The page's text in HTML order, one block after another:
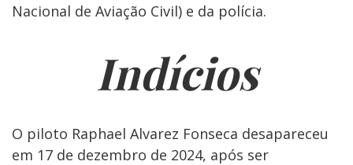
Nacional de Aviação Civil) e da polícia.
Indícios
O piloto Raphael Alvarez Fonseca desapareceu
em 17 de dezembro de 2024, após ser